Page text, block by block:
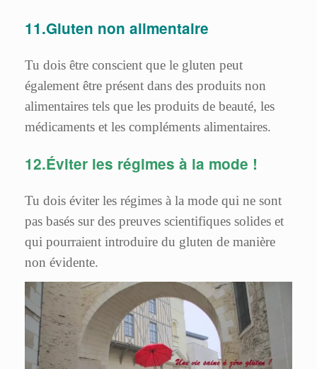
11.Gluten non alimentaire
Tu dois être conscient que le gluten peut
également être présent dans des produits non
alimentaires tels que les produits de beauté, les
médicaments et les compléments alimentaires.
12.Éviter les régimes à la mode !
Tu dois éviter les régimes à la mode qui ne sont
pas basés sur des preuves scientifiques solides et
qui pourraient introduire du gluten de manière
non évidente.